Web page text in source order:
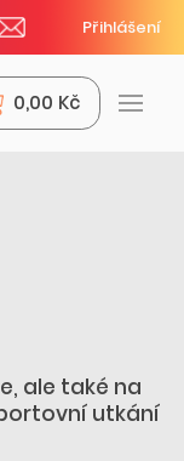
Přihlášení
0,00 Kč
ale také na
utkání